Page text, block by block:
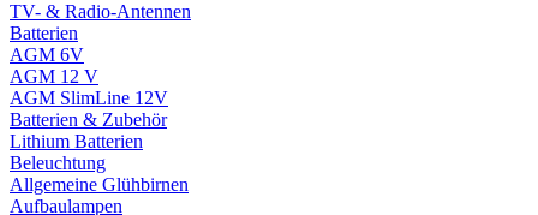
TV- & Radio-Antennen
Batterien
AGM 6V
AGM 12 V
AGM SlimLine 12V
Batterien & Zubehör
Lithium Batterien
Beleuchtung
Allgemeine Glühbirnen
Aufbaulampen